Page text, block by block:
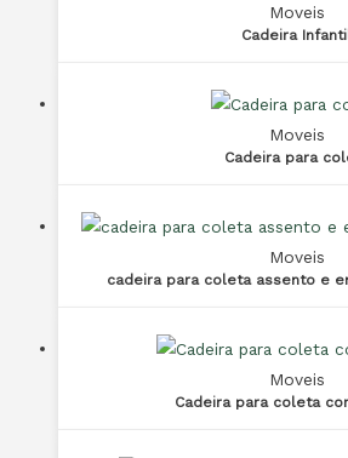
Moveis
Cadeira
Moveis
Cadeira para
Moveis
cadeira para coleta assento e
Moveis
Cadeira para coleta